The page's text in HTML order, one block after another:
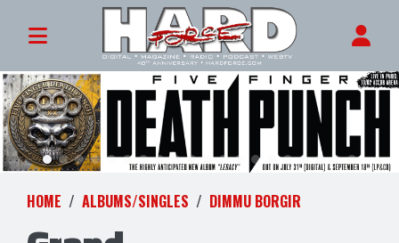
HOME ALBUMS/SINGLES DIMMU BORGIR